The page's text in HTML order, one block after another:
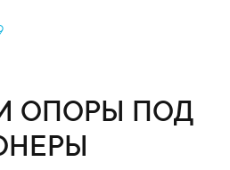
ОПОРЫ ПОД